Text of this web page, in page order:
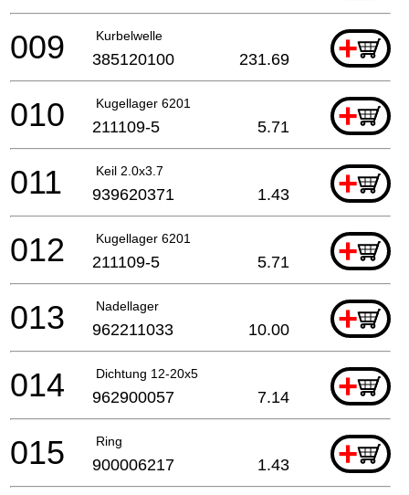
Kurbelwelle +
009 385120100 231.69
Kugellager 6201 +
010 211109-5 5.71
Keil 2.0x3.7 +
011 939620371 1.43
Kugellager 6201 +
012 211109-5 5.71
Nadellager +
013 962211033 10.00
Dichtung 12-20x5 +
014 962900057 7.14
Ring +
015 900006217 1.43